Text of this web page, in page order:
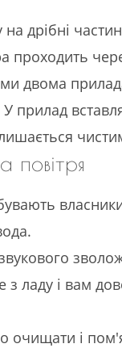
дрібні
проходить
двома
прилад
повітря
власники
ладу і вам
і